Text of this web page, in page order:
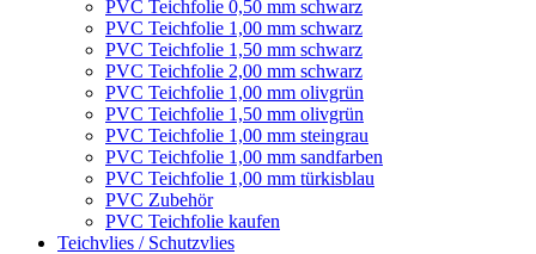
PVC Teichfolie 0,50 mm schwarz
PVC Teichfolie 1,00 mm schwarz
PVC Teichfolie 1,50 mm schwarz
PVC Teichfolie 2,00 mm schwarz
PVC Teichfolie 1,00 mm olivgrün
PVC Teichfolie 1,50 mm olivgrün
PVC Teichfolie 1,00 mm steingrau
PVC Teichfolie 1,00 mm sandfarben
PVC Teichfolie 1,00 mm türkisblau
PVC Zubehör
PVC Teichfolie kaufen
Teichvlies / Schutzvlies